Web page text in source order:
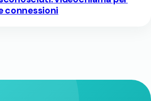
connessioni